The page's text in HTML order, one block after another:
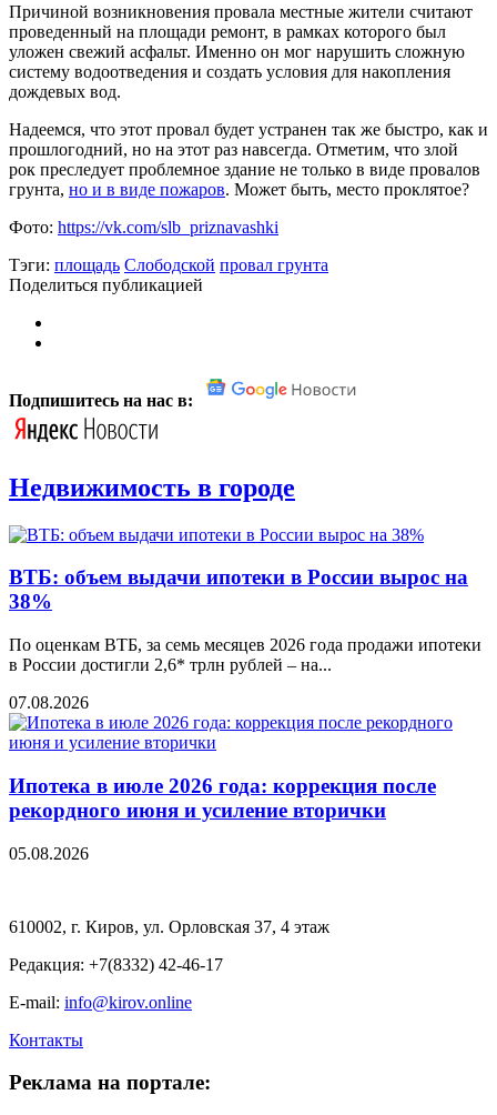
Причиной возникновения провала местные жители считают
проведенный на площади ремонт, в рамках которого был
уложен свежий асфальт. Именно он мог нарушить сложную
систему водоотведения и создать условия для накопления
дождевых вод.
Надеемся, что этот провал будет устранен так же быстро, как и
прошлогодний, но на этот раз навсегда. Отметим, что злой
рок преследует проблемное здание не только в виде провалов
грунта, но и в виде пожаров. Может быть, место проклятое?
Фото: https://vk.com/slb_priznavashki
Тэги: площадь Слободской провал грунта
Поделиться публикацией
Подпишитесь на нас в:
Недвижимость в городе
ВТБ: объем выдачи ипотеки в России вырос на
38%
По оценкам ВТБ, за семь месяцев 2026 года продажи ипотеки
в России достигли 2,6* трлн рублей – на...
07.08.2026
Ипотека в июле 2026 года: коррекция после
рекордного июня и усиление вторички
05.08.2026
610002, г. Киров, ул. Орловская 37, 4 этаж
Редакция: +7(8332) 42-46-17
E-mail: info@kirov.online
Контакты
Реклама на портале: